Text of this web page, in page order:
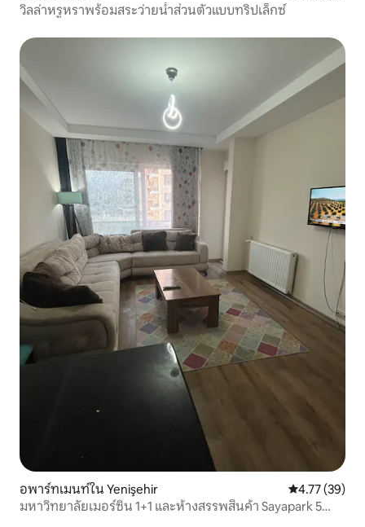
วิลล่าหรูหราพร้อมสระว่ายน้ำส่วนตัวแบบทริปเล็กซ์
อพาร์ทเมนท์ใน Yenişehir คะแนนเฉลี่ย
4.77 (39)
มหาวิทยาลัยเมอร์ซิน 1+1 และห้างสรรพสินค้า Sayapark 5